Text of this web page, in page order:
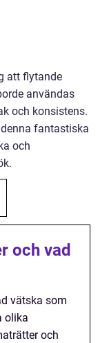
att flytande
användas
och konsistens.
fantastiska
och
och vad
vätska som
olika
och